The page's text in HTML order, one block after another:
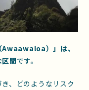
Awaawaloa）」は、
間です。
、どのようなリスク